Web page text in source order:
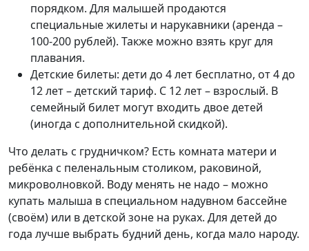
порядком. Для малышей продаются
специальные жилеты и нарукавники (аренда –
100-200 рублей). Также можно взять круг для
плавания.
Детские билеты: дети до 4 лет бесплатно, от 4 до
12 лет – детский тариф. С 12 лет – взрослый. В
семейный билет могут входить двое детей
(иногда с дополнительной скидкой).
Что делать с грудничком? Есть комната матери и
ребёнка с пеленальным столиком, раковиной,
микроволновкой. Воду менять не надо – можно
купать малыша в специальном надувном бассейне
(своём) или в детской зоне на руках. Для детей до
года лучше выбрать будний день, когда мало народу.